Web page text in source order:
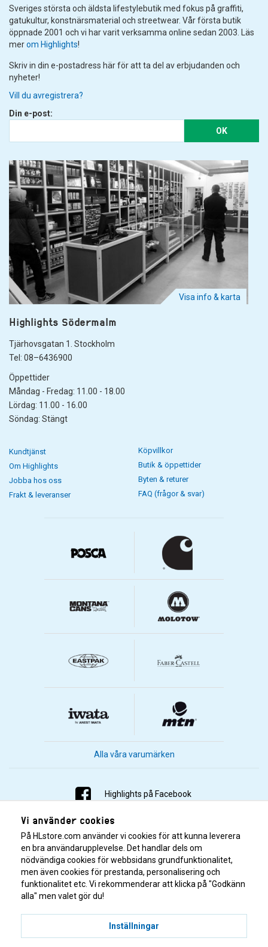
Sveriges största och äldsta lifestylebutik med fokus på graffiti,
gatukultur, konstnärsmaterial och streetwear. Vår första butik
öppnade 2001 och vi har varit verksamma online sedan 2003. Läs
merom Highlights!
Skriv in din e-postadress här för att ta del av erbjudanden och
nyheter!
Vill du avregistrera?
Din e-post:
OK
Visa info & karta
Highlights Södermalm
Tjärhovsgatan 1. Stockholm
Tel: 08–6436900
Öppettider
Måndag - Fredag: 11.00 - 18.00
Lördag: 11.00 - 16.00
Söndag: Stängt
Kundtjänst
Om Highlights
Jobba hos oss
Frakt & leveranser
Köpvillkor
Butik & öppettider
Byten & returer
FAQ (frågor & svar)
Alla våra varumärken
Highlights på Facebook
Highlights på Instagram
Highlights på Youtube
Highlights på Tiktok
Vi använder cookies
På HLstore.com använder vi cookies för att kunna leverera
en bra användarupplevelse. Det handlar dels om
nödvändiga cookies för webbsidans grundfunktionalitet,
men även cookies för prestanda, personalisering och
funktionalitet etc. Vi rekommenderar att klicka på "Godkänn
alla" men valet gör du!
Inställningar